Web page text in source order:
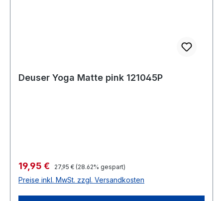
Deuser Yoga Matte pink 121045P
Verkaufspreis:
19,95 € Regulärer Preis:
27,95 € (28.62% gespart)
Preise inkl. MwSt. zzgl. Versandkosten